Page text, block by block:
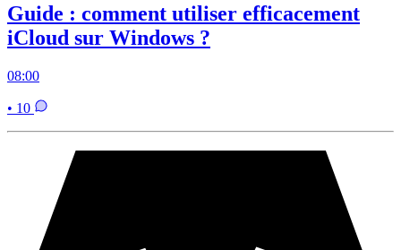
Guide : comment utiliser efficacement
iCloud sur Windows ?
08:00
• 10